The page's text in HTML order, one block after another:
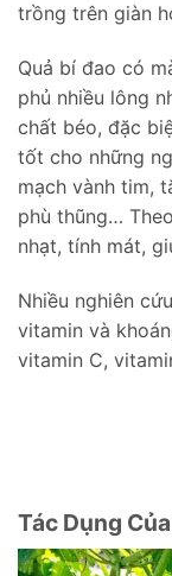
trồng trên giàn
Quả bí đao có
phủ nhiều lông
chất béo, đặc
tốt cho những
mạch vành tim,
phù thũng…
nhạt, tính mát,
Nhiều nghiên
vitamin và
vitamin C,
Tác Dụng